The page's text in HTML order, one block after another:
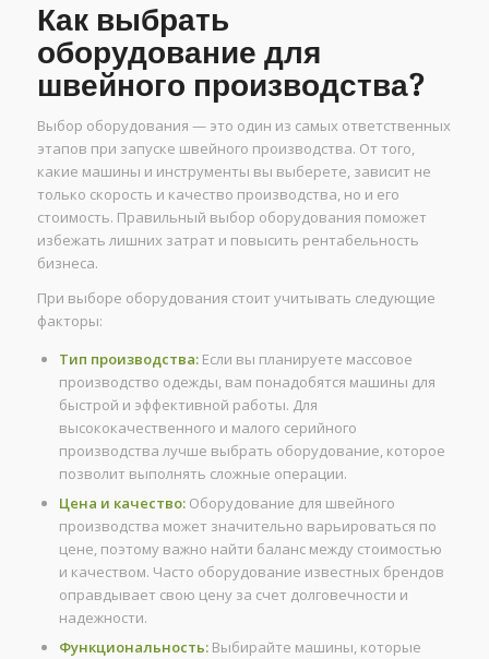
Как выбрать
оборудование для
швейного производства?
Выбор оборудования — это один из самых ответственных
этапов при запуске швейного производства. От того,
какие машины и инструменты вы выберете, зависит не
только скорость и качество производства, но и его
стоимость. Правильный выбор оборудования поможет
избежать лишних затрат и повысить рентабельность
бизнеса.
При выборе оборудования стоит учитывать следующие
факторы:
Тип производства:Если вы планируете массовое
производство одежды, вам понадобятся машины для
быстрой и эффективной работы. Для
высококачественного и малого серийного
производства лучше выбрать оборудование, которое
позволит выполнять сложные операции.
Цена и качество:Оборудование для швейного
производства может значительно варьироваться по
цене, поэтому важно найти баланс между стоимостью
и качеством. Часто оборудование известных брендов
оправдывает свою цену за счет долговечности и
надежности.
Функциональность:Выбирайте машины, которые